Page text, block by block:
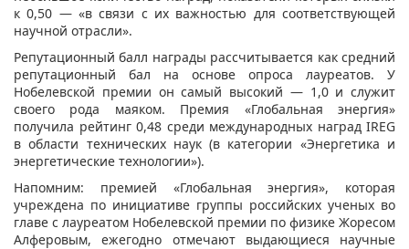
к 0,50 — «в связи с их важностью для соответствующей
научной отрасли».
Репутационный балл награды рассчитывается как средний
репутационный бал на основе опроса лауреатов. У
Нобелевской премии он самый высокий — 1,0 и служит
своего рода маяком. Премия «Глобальная энергия»
получила рейтинг 0,48 среди международных наград IREG
в области технических наук (в категории «Энергетика и
энергетические технологии»).
Напомним: премией «Глобальная энергия», которая
учреждена по инициативе группы российских ученых во
главе с лауреатом Нобелевской премии по физике Жоресом
Алферовым, ежегодно отмечают выдающиеся научные